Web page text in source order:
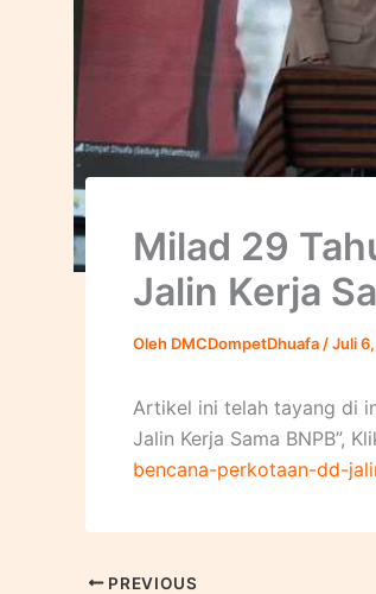
Milad 29
Jalin Kerja
Oleh DMCDompetDhuafa /Juli
Artikel ini telah tayang di
Jalin Kerja Sama BNPB”,
bencana-perkotaan-dd-
PREVIOUS